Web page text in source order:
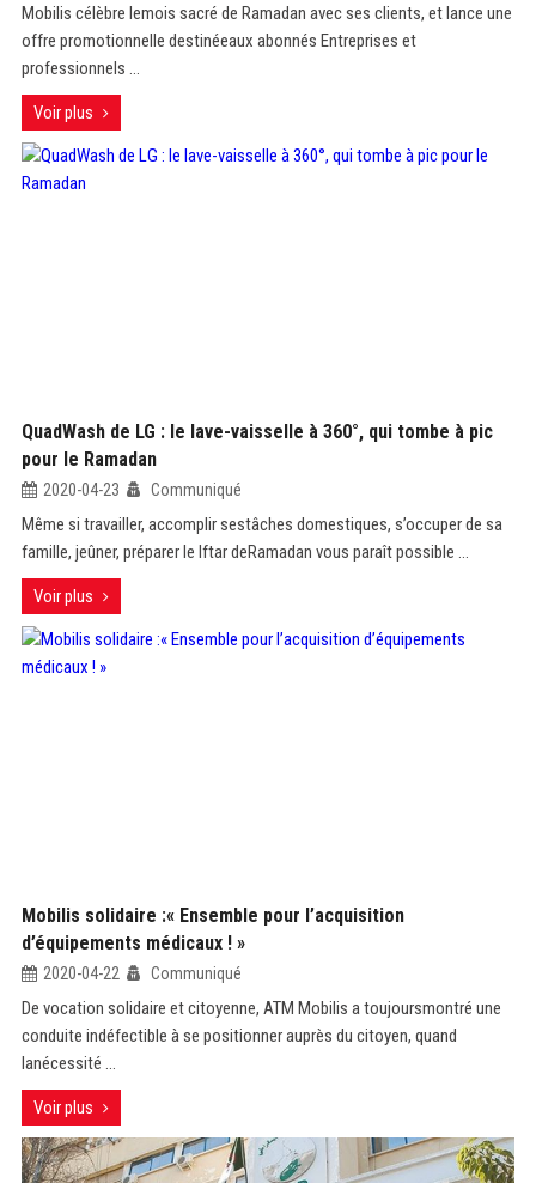
Mobilis célèbre lemois sacré de Ramadan avec ses clients, et lance une
offre promotionnelle destinéeaux abonnés Entreprises et
professionnels ...
Voir plus
QuadWash de LG : le lave-vaisselle à 360°, qui tombe à pic
pour le Ramadan
2020-04-23 Communiqué
Même si travailler, accomplir sestâches domestiques, s’occuper de sa
famille, jeûner, préparer le Iftar deRamadan vous paraît possible ...
Voir plus
Mobilis solidaire :« Ensemble pour l’acquisition
d’équipements médicaux ! »
2020-04-22 Communiqué
De vocation solidaire et citoyenne, ATM Mobilis a toujoursmontré une
conduite indéfectible à se positionner auprès du citoyen, quand
lanécessité ...
Voir plus